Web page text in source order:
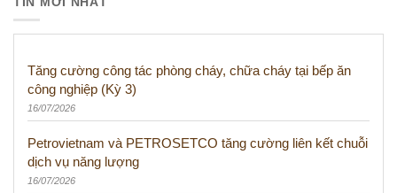
Tăng cường công tác phòng cháy, chữa cháy tại bếp ăn
công nghiệp (Kỳ 3)
16/07/2026
Petrovietnam và PETROSETCO tăng cường liên kết chuỗi
dịch vụ năng lượng
16/07/2026